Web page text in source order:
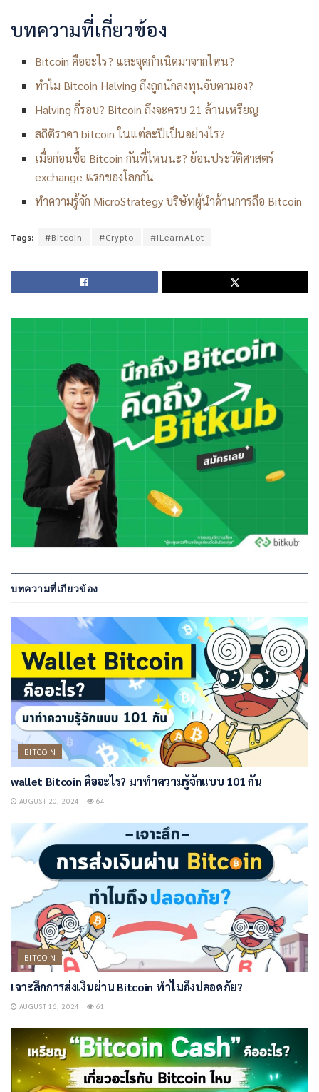
บทความที่เกี่ยวข้อง
Bitcoin คืออะไร? และจุดกำเนิดมาจากไหน?
ทำไม Bitcoin Halving ถึงถูกนักลงทุนจับตามอง?
Halving กี่รอบ? Bitcoin ถึงจะครบ 21 ล้านเหรียญ
สถิติราคา bitcoin ในแต่ละปีเป็นอย่างไร?
เมื่อก่อนซื้อ Bitcoin กันที่ไหนนะ? ย้อนประวัติศาสตร์
exchange แรกของโลกกัน
ทำความรู้จัก MicroStrategy บริษัทผู้นำด้านการถือ Bitcoin
Tags: #Bitcoin #Crypto #ILearnALot
บทความที่เกียวข้อง
BITCOIN
wallet Bitcoin คืออะไร? มาทำความรู้จักแบบ 101 กัน
AUGUST 20, 2024 64
BITCOIN
เจาะลึกการส่งเงินผ่าน Bitcoin ทำไมถึงปลอดภัย?
AUGUST 16, 2024 61